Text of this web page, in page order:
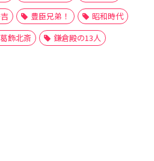
豊臣兄弟！
昭和時代
葛飾北斎 鎌倉殿の13人